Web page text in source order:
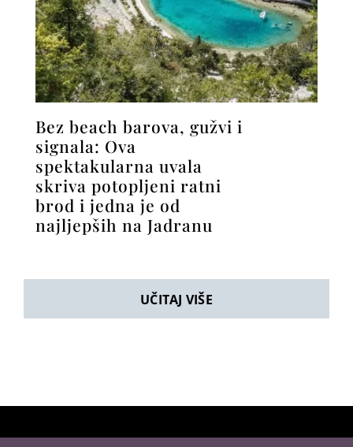
Bez beach barova, gužvi i
signala: Ova
spektakularna uvala
skriva potopljeni ratni
brod i jedna je od
najljepših na Jadranu
UČITAJ VIŠE